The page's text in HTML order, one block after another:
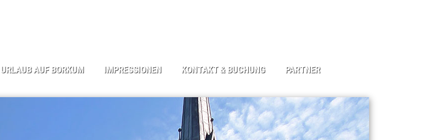
URLAUB AUF BORKUM IMPRESSIONEN KONTAKT & BUCHUNG
BUCHUNG
KLEINGEDRUCKTES
PARTNER